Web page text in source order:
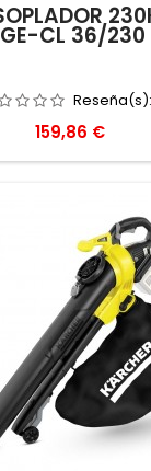
GE-CL 36/230
Reseña(s):
Precio
159,86 €